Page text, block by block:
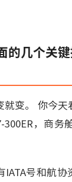
的几个关
就变。 你今天
300ER，商务
IATA号和航